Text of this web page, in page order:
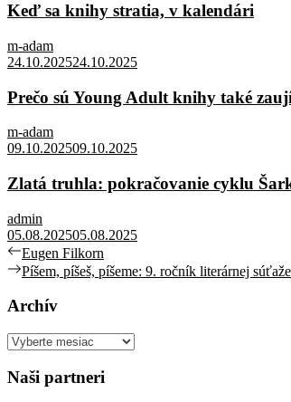
Keď sa knihy stratia, v kalendári
m-adam
24.10.202524.10.2025
Prečo sú Young Adult knihy také
m-adam
09.10.202509.10.2025
Zlatá truhla: pokračovanie cyklu
admin
05.08.202505.08.2025
Navigácia
v
článku
Previous
post:
Eugen Filkorn
Next
Píšem, píšeš, píšeme: 9. ročník literárnej súťaže
Archív
Archív
Naši partneri